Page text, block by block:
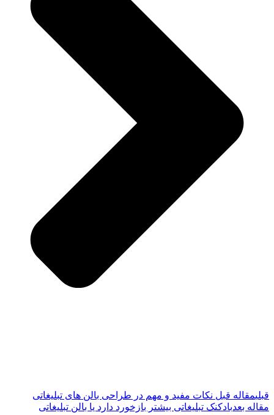
قبلیمقاله قبل نکات مفید و مهم در طراحی بالن های تبلیغاتی
مقاله بعدبادکنک تبلیغاتی بیشتر بازخورد دارد یا بالن تبلیغاتی